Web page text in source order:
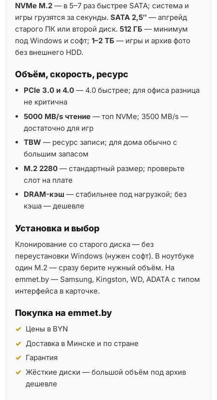
NVMe M.2 — в 5–7 раз быстрее SATA; система и
игры грузятся за секунды. SATA 2,5″ — апгрейд
старого ПК или второй диск. 512 ГБ — минимум
под Windows и софт; 1–2 ТБ — игры и архив фото
без внешнего HDD.
Объём, скорость, ресурс
PCIe 3.0 и 4.0 — 4.0 быстрее; для офиса разница
не критична
5000 MB/s чтение — топ NVMe; 3500 MB/s —
достаточно для игр
TBW — ресурс записи; для дома обычно с
большим запасом
M.2 2280 — стандартный размер; проверьте
слот на плате
DRAM-кэш — стабильнее под нагрузкой; без
кэша — дешевле
Установка и выбор
Клонирование со старого диска — без
переустановки Windows (нужен софт). В ноутбуке
один M.2 — сразу берите нужный объём. На
emmet.by — Samsung, Kingston, WD, ADATA с типом
интерфейса в карточке.
Покупка на emmet.by
Цены в BYN
Доставка в Минске и по стране
Гарантия
Жёсткие диски — большой объём под архив
дешевле